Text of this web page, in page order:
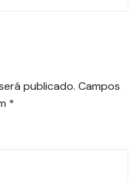
publicado. Campos
*